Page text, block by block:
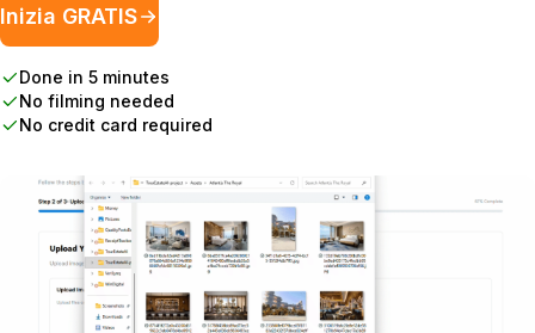
Inizia GRATIS
Done in 5 minutes
No filming needed
No credit card required